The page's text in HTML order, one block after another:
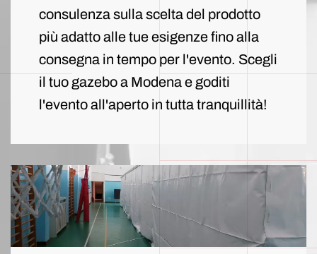
consulenza sulla scelta del prodotto
più adatto alle tue esigenze fino alla
consegna in tempo per l'evento. Scegli
il tuo gazebo a Modena e goditi
l'evento all'aperto in tutta tranquillità!